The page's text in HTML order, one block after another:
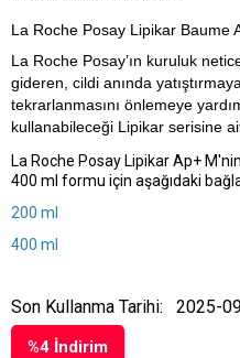
La Roche Posay Lipikar Baume
La Roche Posay’ın kuruluk
gideren, cildi anında yatıştırmaya
tekrarlanmasını önlemeye
kullanabileceği Lipikar serisine
La Roche Posay Lipikar Ap+ M'nin
400 ml formu için aşağıdaki
200 ml
400 ml
%4 İndirim
Son Kullanma Tarihi: 2025-